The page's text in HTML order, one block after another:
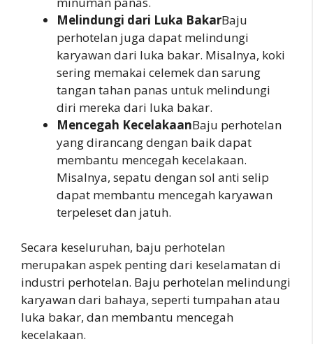
Melindungi dari Luka BakarBaju
perhotelan juga dapat melindungi
karyawan dari luka bakar. Misalnya, koki
sering memakai celemek dan sarung
tangan tahan panas untuk melindungi
diri mereka dari luka bakar.
Mencegah KecelakaanBaju perhotelan
yang dirancang dengan baik dapat
membantu mencegah kecelakaan.
Misalnya, sepatu dengan sol anti selip
dapat membantu mencegah karyawan
terpeleset dan jatuh.
Secara keseluruhan, baju perhotelan
merupakan aspek penting dari keselamatan di
industri perhotelan. Baju perhotelan melindungi
karyawan dari bahaya, seperti tumpahan atau
luka bakar, dan membantu mencegah
kecelakaan.